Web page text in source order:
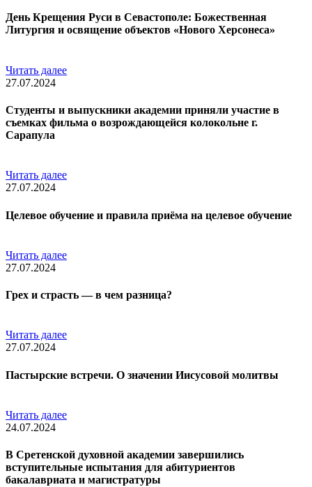
День Крещения Руси в Севастополе: Божественная
Литургия и освящение объектов «Нового Херсонеса»
Читать далее
27.07.2024
Студенты и выпускники академии приняли участие в
съемках фильма о возрождающейся колокольне г.
Сарапула
Читать далее
27.07.2024
Целевое обучение и правила приёма на целевое обучение
Читать далее
27.07.2024
Грех и страсть — в чем разница?
Читать далее
27.07.2024
Пастырские встречи. О значении Иисусовой молитвы
Читать далее
24.07.2024
В Сретенской духовной академии завершились
вступительные испытания для абитуриентов
бакалавриата и магистратуры